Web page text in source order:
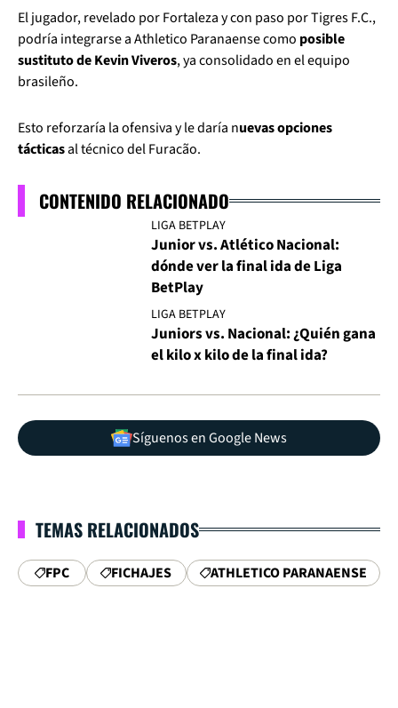
El jugador, revelado por Fortaleza y con paso por Tigres F.C.,
podría integrarse a Athletico Paranaense como posible
sustituto de Kevin Viveros, ya consolidado en el equipo
brasileño.
Esto reforzaría la ofensiva y le daría nuevas opciones
tácticasal técnico del Furacão.
CONTENIDO RELACIONADO
LIGA BETPLAY
Junior vs. Atlético Nacional:
dónde ver la final ida de Liga
BetPlay
LIGA BETPLAY
Juniors vs. Nacional: ¿Quién gana
el kilo x kilo de la final ida?
Síguenos en Google News
TEMAS RELACIONADOS
FPC FICHAJES ATHLETICO PARANAENSE